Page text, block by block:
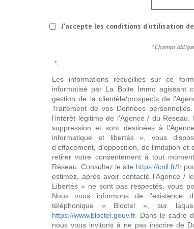
J'accepte les conditions d'utilisation
* Champs
* :
Les informations recueillies sur ce
informatisé par La Boite Immo agissant
gestion de la clientèle/prospects de
Traitement de vos Données
l'intérêt légitime de l'Agence / du
suppression et sont destinées à
informatique et libertés », vous
d’effacement, d’opposition, de limitation
retirer votre consentement à tout
Réseau. Consultez le site https://cnil.fr/fr
estimez, après avoir contacté l'Agence /
Libertés » ne sont pas respectés, vous
Nous vous informons de l’existence
téléphonique « Bloctel », sur
https://www.bloctel.gouv.fr. Dans le cadre
nous vous invitons à ne pas inscrire de